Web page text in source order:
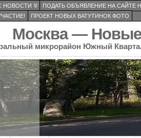
НОВОСТИ
ПОДАТЬ ОБЪЯВЛЕНИЕ НА САЙТЕ
ПРОЕКТ НОВЫХ ВАТУТИНОК ФОТО
Москва — Новые
микрорайон Южный